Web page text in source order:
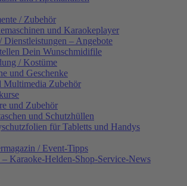
/ Zubehör
und Karaokeplayer
Dienstleistungen – Angebote
Dein Wunschmidifile
/ Kostüme
und Geschenke
Multimedia Zubehör
und Zubehör
und Schutzhüllen
für Tabletts und Handys
/ Event-Tipps
Karaoke-Helden-Shop-Service-News